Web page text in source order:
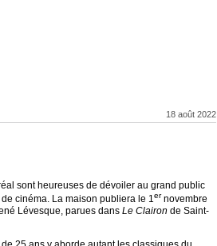
18 août 2022
sont heureuses de dévoiler au grand public
cinéma. La maison publiera le 1 ernovembre
Lévesque, parues dans Le Clairon de Saint-